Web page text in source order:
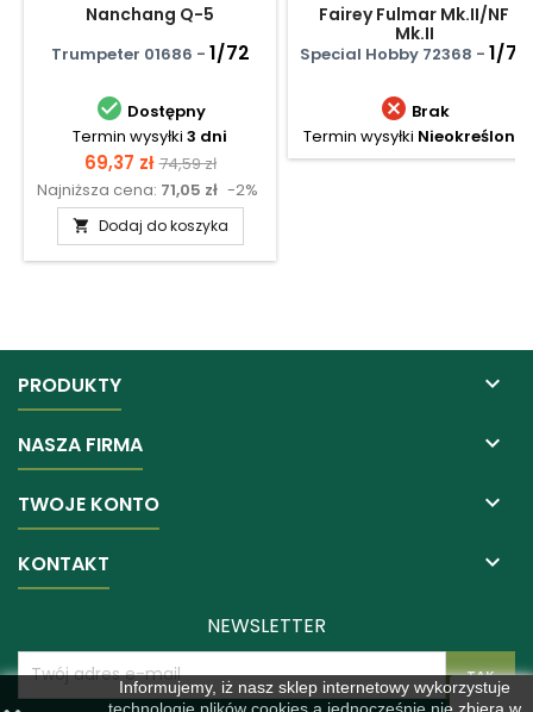
Nanchang Q-5
Trumpeter 01686 - 1/72
 Dostępny
Termin wysyłki 3 dni
Cena
69,37 zł Cena
podstawowa
74,59 zł
Najniższa cena: 71,05 zł -2%
 Dodaj do koszyka
Fairey Fulmar Mk.II/NF
Mk.II
Special Hobby 72368 - 1/72
 Brak
Termin wysyłki Nieokreślony
PRODUKTY 
NASZA FIRMA 
TWOJE KONTO 
KONTAKT 
Informujemy, iż nasz sklep internetowy wykorzystuje
NEWSLETTER